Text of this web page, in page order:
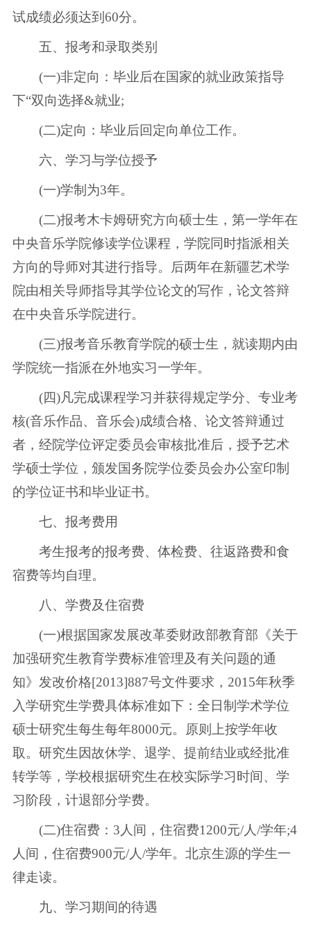
试成绩必须达到60分。
五、报考和录取类别
(一)非定向：毕业后在国家的就业政策指导
下“双向选择&就业;
(二)定向：毕业后回定向单位工作。
六、学习与学位授予
(一)学制为3年。
(二)报考木卡姆研究方向硕士生，第一学年在
中央音乐学院修读学位课程，学院同时指派相关
方向的导师对其进行指导。后两年在新疆艺术学
院由相关导师指导其学位论文的写作，论文答辩
在中央音乐学院进行。
(三)报考音乐教育学院的硕士生，就读期内由
学院统一指派在外地实习一学年。
(四)凡完成课程学习并获得规定学分、专业考
核(音乐作品、音乐会)成绩合格、论文答辩通过
者，经院学位评定委员会审核批准后，授予艺术
学硕士学位，颁发国务院学位委员会办公室印制
的学位证书和毕业证书。
七、报考费用
考生报考的报考费、体检费、往返路费和食
宿费等均自理。
八、学费及住宿费
(一)根据国家发展改革委财政部教育部《关于
加强研究生教育学费标准管理及有关问题的通
知》发改价格[2013]887号文件要求，2015年秋季
入学研究生学费具体标准如下：全日制学术学位
硕士研究生每生每年8000元。原则上按学年收
取。研究生因故休学、退学、提前结业或经批准
转学等，学校根据研究生在校实际学习时间、学
习阶段，计退部分学费。
(二)住宿费：3人间，住宿费1200元/人/学年;4
人间，住宿费900元/人/学年。北京生源的学生一
律走读。
九、学习期间的待遇